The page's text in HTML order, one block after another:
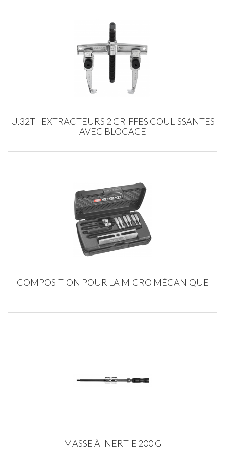
U.32T - EXTRACTEURS 2 GRIFFES COULISSANTES
AVEC BLOCAGE
COMPOSITION POUR LA MICRO MÉCANIQUE
MASSE À INERTIE 200 G